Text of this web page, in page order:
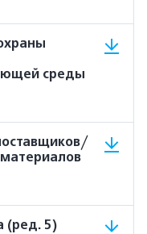
среды
(ред. 5)